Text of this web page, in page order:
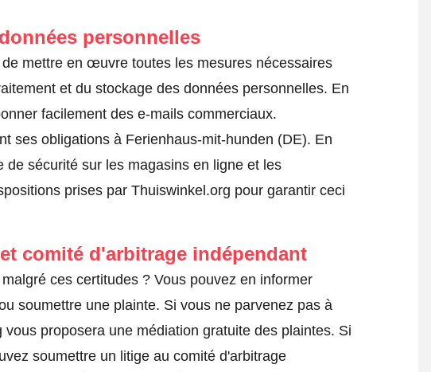
personnelles
mettre en œuvre toutes les mesures nécessaires
et du stockage des données personnelles. En
facilement des e-mails commerciaux.
ses obligations à Ferienhaus-mit-hunden (DE). En
sécurité sur les magasins en ligne et les
prises par Thuiswinkel.org pour garantir ceci
comité d'arbitrage indépendant
ces certitudes ? Vous pouvez en informer
soumettre une plainte. Si vous ne parvenez pas à
proposera une médiation gratuite des plaintes. Si
soumettre un litige au comité d'arbitrage